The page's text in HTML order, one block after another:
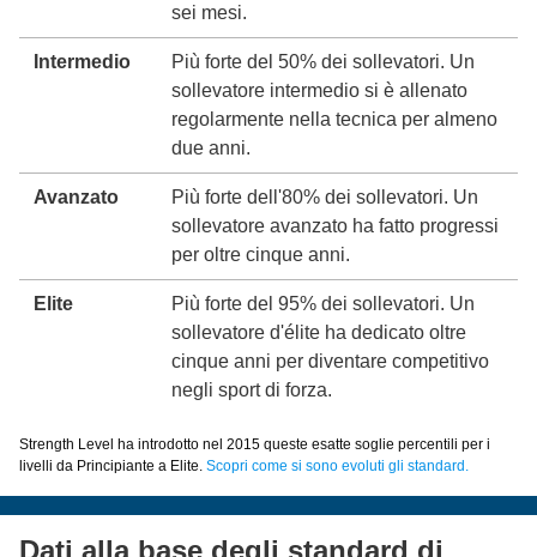
sei mesi.
Intermedio
Più forte del 50% dei sollevatori. Un
sollevatore intermedio si è allenato
regolarmente nella tecnica per almeno
due anni.
Avanzato
Più forte dell'80% dei sollevatori. Un
sollevatore avanzato ha fatto progressi
per oltre cinque anni.
Elite
Più forte del 95% dei sollevatori. Un
sollevatore d'élite ha dedicato oltre
cinque anni per diventare competitivo
negli sport di forza.
Strength Level ha introdotto nel 2015 queste esatte soglie percentili per i
livelli da Principiante a Elite. Scopri come si sono evoluti gli standard.
Dati alla base degli standard di